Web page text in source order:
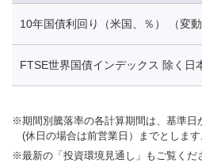
10年国債利回り（米国、％） （変動
FTSE世界国債インデックス 除く日
※期間別騰落率の各計算期間は、基準日
(休日の場合は前営業日）までとします
※最新の「投資環境見通し」もご覧くだ